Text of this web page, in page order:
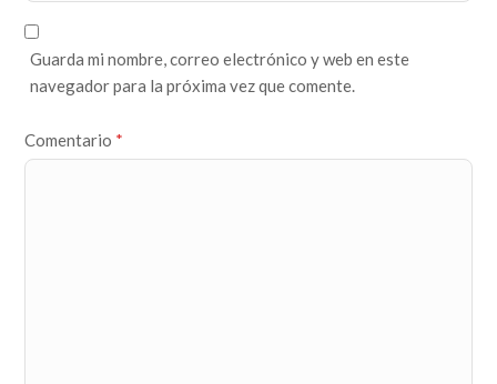
Guarda mi nombre, correo electrónico y web en este
navegador para la próxima vez que comente.
Comentario *